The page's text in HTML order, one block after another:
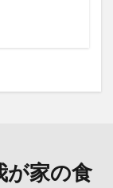
が家の食